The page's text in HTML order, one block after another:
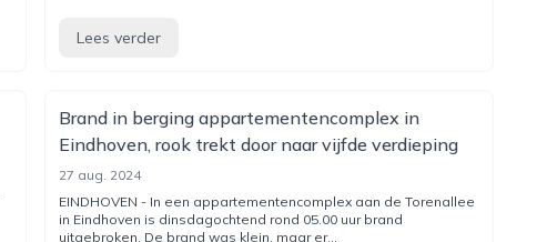
Lees verder
Brand in berging appartementencomplex in
Eindhoven, rook trekt door naar vijfde verdieping
27 aug. 2024
EINDHOVEN - In een appartementencomplex aan de Torenallee
in Eindhoven is dinsdagochtend rond 05.00 uur brand
uitgebroken. De brand was klein, maar er...